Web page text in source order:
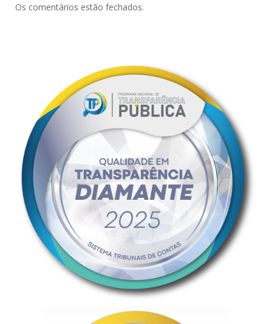
Os comentários estão fechados.